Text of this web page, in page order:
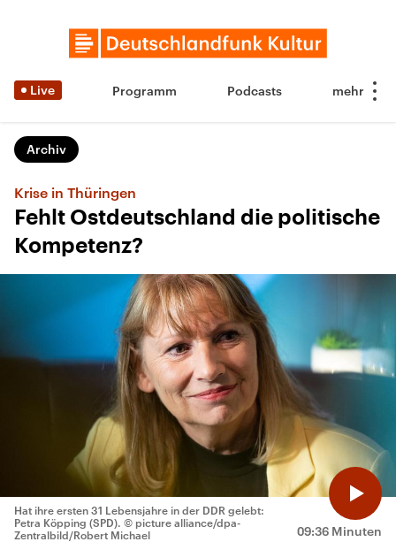
Live Programm Podcasts
Archiv
Krise in Thüringen
Fehlt Ostdeutschland die politische
Kompetenz?
09:36 Minuten
Hat ihre ersten 31 Lebensjahre in der DDR gelebt:
Petra Köpping (SPD). © picture alliance/dpa-
Zentralbild/Robert Michael